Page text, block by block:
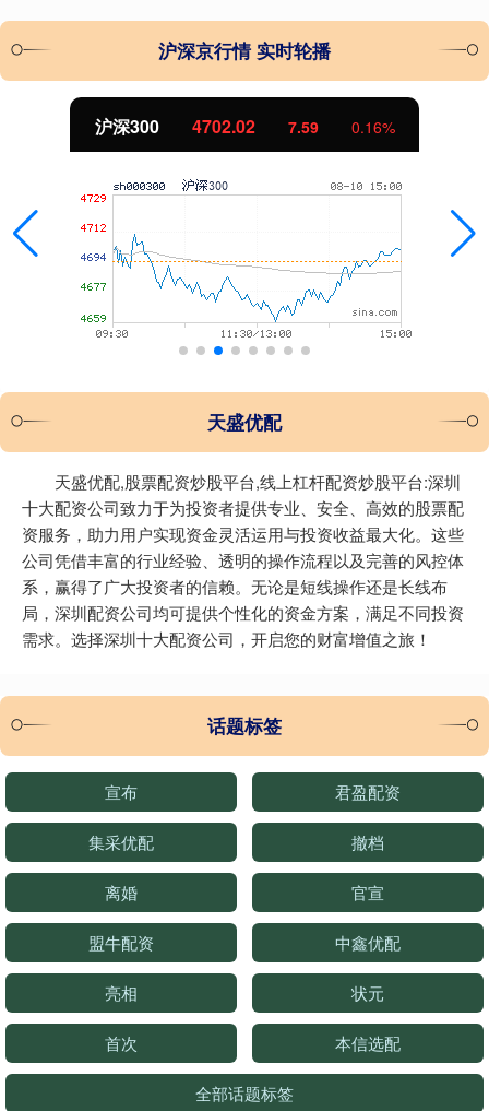
沪深京行情 实时轮播
北证50 1122.88 -11.37 -1.00%
天盛优配
天盛优配,股票配资炒股平台,线上杠杆配资炒股平台:深圳
十大配资公司致力于为投资者提供专业、安全、高效的股票配
资服务，助力用户实现资金灵活运用与投资收益最大化。这些
公司凭借丰富的行业经验、透明的操作流程以及完善的风控体
系，赢得了广大投资者的信赖。无论是短线操作还是长线布
局，深圳配资公司均可提供个性化的资金方案，满足不同投资
需求。选择深圳十大配资公司，开启您的财富增值之旅！
话题标签
宣布 君盈配资
集采优配 撤档
离婚 官宣
盟牛配资 中鑫优配
亮相 状元
首次 本信选配
全部话题标签